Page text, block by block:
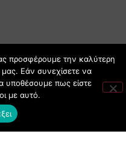
προσφέρουμε την καλύτερη
μας. Εάν συνεχίσετε να
υποθέσουμε πως είστε
με αυτό.